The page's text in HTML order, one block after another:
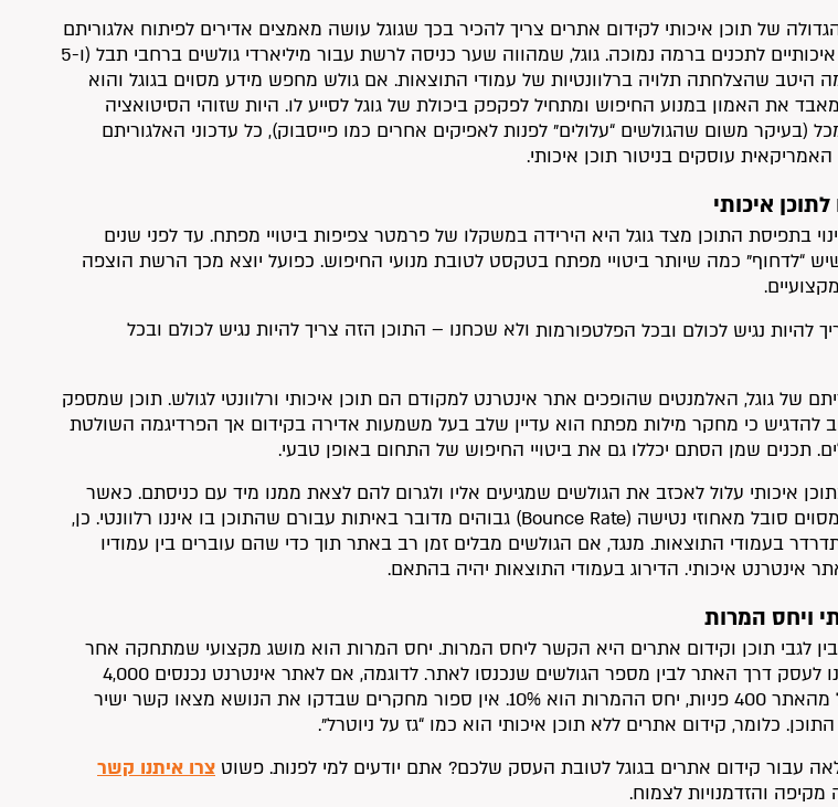
של תוכן איכותי לקידום אתרים צריך להכיר בכך שגוגל עושה מאמצים אדירים לפיתוח אלגוריתם
שמסוגל להבחין בין טקסטים איכותיים לתכנים ברמה נמוכה. גוגל, שמהווה שער כניסה לרשת עבור מיליארדי גולשים ברחבי תבל (ו-5
היטב שהצלחתה תלויה ברלוונטיות של עמודי התוצאות. אם גולש מחפש מידע מסוים בגוגל והוא
את האמון במנוע החיפוש ומתחיל לפקפק ביכולת של גוגל לסייע לו. היות שזוהי הסיטואציה
(בעיקר משום שהגולשים “עלולים” לפנות לאפיקים אחרים כמו פייסבוק), כל עדכוני האלגוריתם
עוסקים בניטור תוכן איכותי.
איכותי
בתפיסת התוכן מצד גוגל היא הירידה במשקלו של פרמטר צפיפות ביטויי מפתח. עד לפני שנים
“לדחוף” כמה שיותר ביטויי מפתח בטקסט לטובת מנועי החיפוש. כפועל יוצא מכך הרשת הוצפה
ולא שכחנו – התוכן הזה צריך להיות נגיש לכולם ובכל
של גוגל, האלמנטים שהופכים אתר אינטרנט למקודם הם תוכן איכותי ורלוונטי לגולש. תוכן שמספק
להדגיש כי מחקר מילות מפתח הוא עדיין שלב בעל משמעות אדירה בקידום אך הפרדיגמה השולטת
תכנים שמן הסתם יכללו גם את ביטויי החיפוש של התחום באופן טבעי.
איכותי עלול לאכזב את הגולשים שמגיעים אליו ולגרום להם לצאת ממנו מיד עם כניסתם. כאשר
מנועי החיפוש מזהים שאתר מסוים סובל מאחוזי נטישה (Bounce Rate) גבוהים מדובר באיתות עבורם שהתוכן בו איננו רלוונטי. כן,
בעמודי התוצאות. מנגד, אם הגולשים מבלים זמן רב באתר תוך כדי שהם עוברים בין עמודיו
אינטרנט איכותי. הדירוג בעמודי התוצאות יהיה בהתאם.
ויחס המרות
לגבי תוכן וקידום אתרים היא הקשר ליחס המרות. יחס המרות הוא מושג מקצועי שמתחקה אחר
היחס בין מספר הגולשים שפנו לעסק דרך האתר לבין מספר הגולשים שנכנסו לאתר. לדוגמה, אם לאתר אינטרנט נכנסים 4,000
גולשים בחודש, והעסק מקבל מהאתר 400 פניות, יחס ההמרות הוא 10%. אין ספור מחקרים שבדקו את הנושא מצאו קשר ישיר
כלומר, קידום אתרים ללא תוכן איכותי הוא כמו “גז על ניוטרל”.
עבור קידום אתרים בגוגל לטובת העסק שלכם? אתם יודעים למי לפנות. פשוט צרו איתנו קשר
והזדמנויות לצמוח.